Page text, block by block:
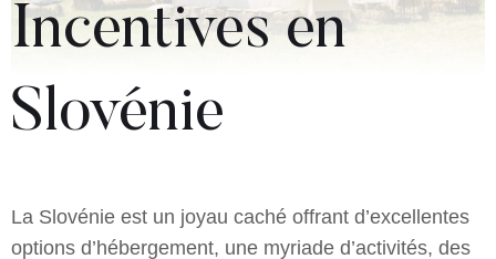
Incentives en
Slovénie
La Slovénie est un joyau caché offrant d’excellentes
options d’hébergement, une myriade d’activités, des